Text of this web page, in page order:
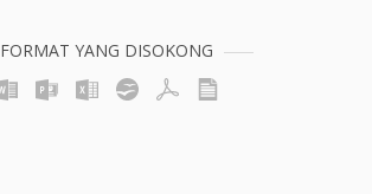
FORMAT YANG DISOKONG